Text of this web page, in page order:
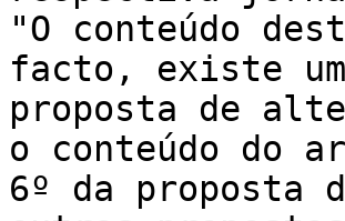
"O conteúdo
facto, existe
proposta de
o conteúdo do
6º da proposta